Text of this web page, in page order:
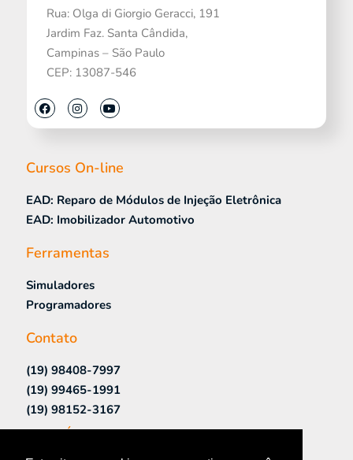
Rua: Olga di Giorgio Geracci, 191
Jardim Faz. Santa Cândida,
Campinas – São Paulo
CEP: 13087-546
Cursos On-line
EAD: Reparo de Módulos de Injeção Eletrônica
EAD: Imobilizador Automotivo
Ferramentas
Simuladores
Programadores
Contato
(19) 98408-7997
(19) 99465-1991
(19) 98152-3167
Links Úteis